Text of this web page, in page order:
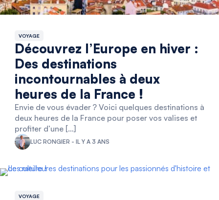
VOYAGE
Découvrez l’Europe en hiver :
Des destinations
incontournables à deux
heures de la France !
Envie de vous évader ? Voici quelques destinations à
deux heures de la France pour poser vos valises et
profiter d’une […]
LUC RONGIER - IL Y A 3 ANS
VOYAGE